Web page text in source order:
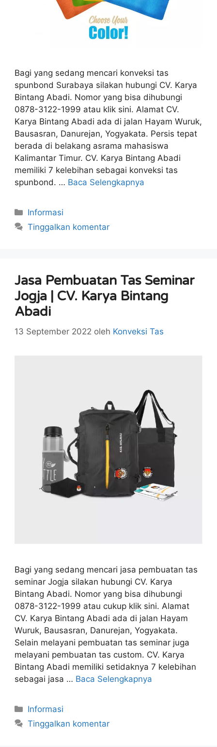
Bagi yang sedang mencari konveksi tas
spunbond Surabaya silakan hubungi CV. Karya
Bintang Abadi. Nomor yang bisa dihubungi
0878-3122-1999 atau klik sini. Alamat CV.
Karya Bintang Abadi ada di jalan Hayam Wuruk,
Bausasran, Danurejan, Yogyakata. Persis tepat
berada di belakang asrama mahasiswa
Kalimantar Timur. CV. Karya Bintang Abadi
memiliki 7 kelebihan sebagai konveksi tas
spunbond. … Baca Selengkapnya
Kategori
Informasi
Tinggalkan komentar
Jasa Pembuatan Tas Seminar
Jogja | CV. Karya Bintang
Abadi
13 September 2022 oleh Konveksi Tas
Bagi yang sedang mencari jasa pembuatan tas
seminar Jogja silakan hubungi CV. Karya
Bintang Abadi. Nomor yang bisa dihubungi
0878-3122-1999 atau cukup klik sini. Alamat
CV. Karya Bintang Abadi ada di jalan Hayam
Wuruk, Bausasran, Danurejan, Yogyakata.
Selain melayani pembuatan tas seminar juga
melayani pembuatan tas custom. CV. Karya
Bintang Abadi memiliki setidaknya 7 kelebihan
sebagai jasa … Baca Selengkapnya
Kategori
Informasi
Tinggalkan komentar